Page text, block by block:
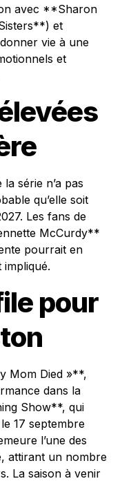
avec **Sharon
et
vie à une
et
série n’a pas
qu’elle soit
Les fans de
McCurdy**
pourrait en
pour
Mom Died »**,
dans la
Show**, qui
17 septembre
l’une des
attirant un nombre
La saison à venir